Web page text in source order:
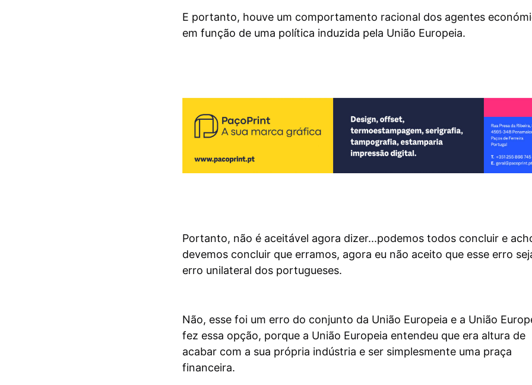
E portanto, houve um comportamento racional dos agentes
em função de uma política induzida pela União Europeia.
Portanto, não é aceitável agora dizer...podemos todos concluir e
devemos concluir que erramos, agora eu não aceito que esse erro
erro unilateral dos portugueses.
Não, esse foi um erro do conjunto da União Europeia e a União
fez essa opção, porque a União Europeia entendeu que era altura de
acabar com a sua própria indústria e ser simplesmente uma praça
financeira.